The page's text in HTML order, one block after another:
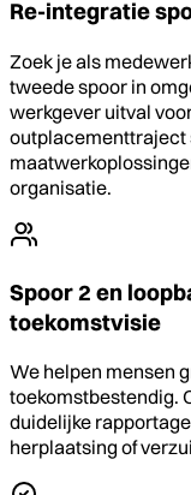
Re-integratie
Zoek je als
tweede spoor in
werkgever uitval
outplacementtraject
organisatie.
Spoor 2 en
toekomstvisie
We helpen mensen
toekomstbestendig.
duidelijke
herplaatsing of